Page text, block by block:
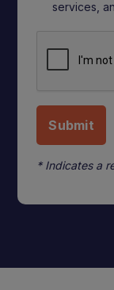
services,
* Indicates a